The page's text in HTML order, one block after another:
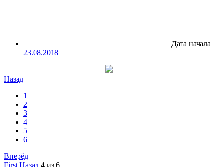
Дата начала
23.08.2018
Назад
1
2
3
4
5
6
Вперёд
First Назад 4 из 6